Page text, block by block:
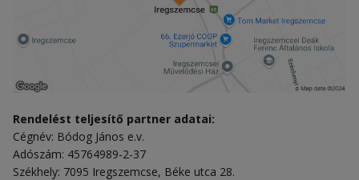
Rendelést teljesítő partner adatai:
Cégnév: Bódog János e.v.
Adószám: 45764989-2-37
Székhely: 7095 Iregszemcse, Béke utca 28.